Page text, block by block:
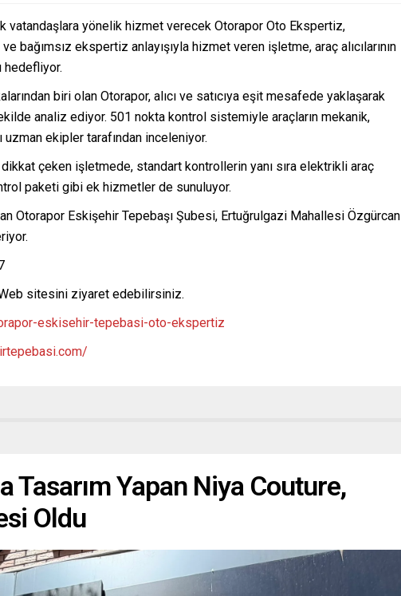
vatandaşlara yönelik hizmet verecek Otorapor Oto Ekspertiz,
ve bağımsız ekspertiz anlayışıyla hizmet veren işletme, araç alıcılarının
hedefliyor.
biri olan Otorapor, alıcı ve satıcıya eşit mesafede yaklaşarak
analiz ediyor. 501 nokta kontrol sistemiyle araçların mekanik,
ekipler tarafından inceleniyor.
çeken işletmede, standart kontrollerin yanı sıra elektrikli araç
paketi gibi ek hizmetler de sunuluyor.
Otorapor Eskişehir Tepebaşı Şubesi, Ertuğrulgazi Mahallesi Özgürcan
sitesini ziyaret edebilirsiniz.
eskisehir-tepebasi-oto-ekspertiz
Tasarım Yapan Niya Couture,
Oldu